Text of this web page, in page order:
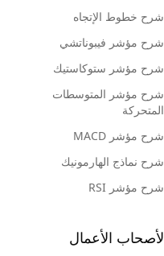
شرح خطوط الإتجاه
شرح مؤشر فيبوناتشي
شرح مؤشر ستوكاستيك
شرح مؤشر المتوسطات
المتحركة
شرح مؤشر MACD
شرح نماذج الهارمونيك
شرح مؤشر RSI
لأصحاب الأعمال